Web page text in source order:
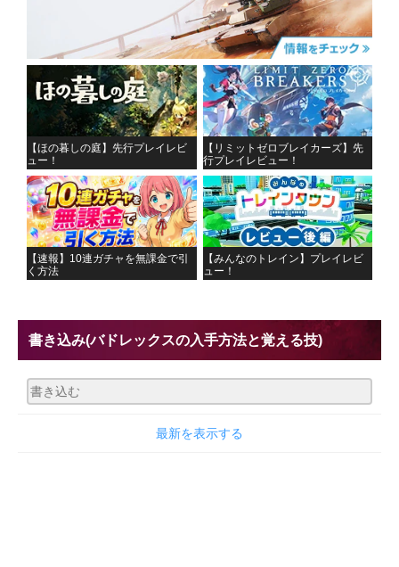
【ほの暮しの庭】先行プレイレビ
ュー！
【リミットゼロブレイカーズ】先
行プレイレビュー！
【速報】10連ガチャを無課金で引
く方法
【みんなのトレイン】プレイレビ
ュー！
書き込み(バドレックスの入手方法と覚える技)
最新を表示する